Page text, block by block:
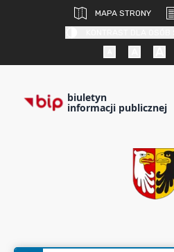
MAPA STRONY
biuletyn
informacji publicznej